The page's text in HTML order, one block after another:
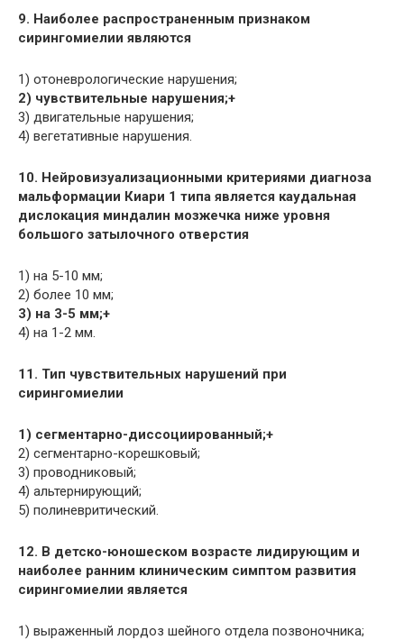
9. Наиболее распространенным признаком
сирингомиелии являются
1) отоневрологические нарушения;
2) чувствительные нарушения;+
3) двигательные нарушения;
4) вегетативные нарушения.
10. Нейровизуализационными критериями диагноза
мальформации Киари 1 типа является каудальная
дислокация миндалин мозжечка ниже уровня
большого затылочного отверстия
1) на 5-10 мм;
2) более 10 мм;
3) на 3-5 мм;+
4) на 1-2 мм.
11. Тип чувствительных нарушений при
сирингомиелии
1) сегментарно-диссоциированный;+
2) сегментарно-корешковый;
3) проводниковый;
4) альтернирующий;
5) полиневритический.
12. В детско-юношеском возрасте лидирующим и
наиболее ранним клиническим симптом развития
сирингомиелии является
1) выраженный лордоз шейного отдела позвоночника;